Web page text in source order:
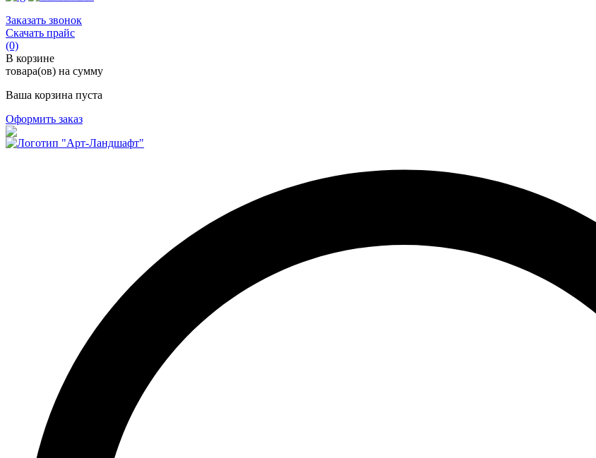
Заказать звонок
Скачать прайс
(0)
В корзине
товара(ов) на сумму
Ваша корзина пуста
Оформить заказ